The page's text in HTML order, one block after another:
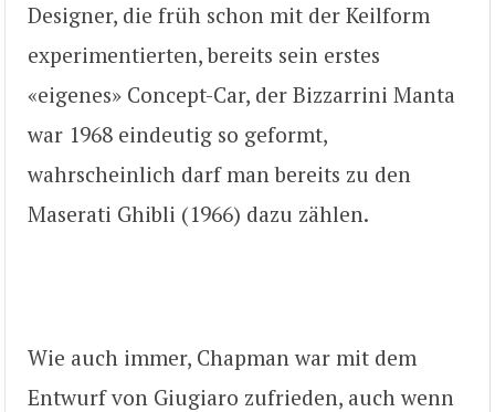
Designer, die früh schon mit der Keilform
experimentierten, bereits sein erstes
«eigenes» Concept-Car, der Bizzarrini Manta
war 1968 eindeutig so geformt,
wahrscheinlich darf man bereits zu den
Maserati Ghibli (1966) dazu zählen.
Wie auch immer, Chapman war mit dem
Entwurf von Giugiaro zufrieden, auch wenn